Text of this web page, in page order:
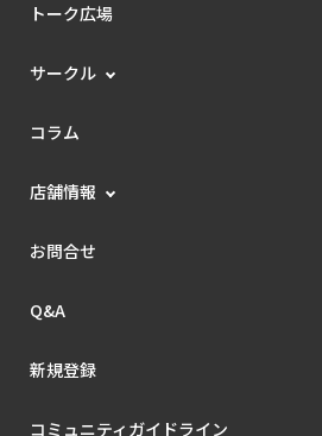
トーク広場
サークル
コラム
店舗情報
お問合せ
Q&A
新規登録
コミュニティガイドライン